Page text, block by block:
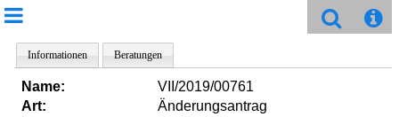
Informationen Beratungen
Name:
VII/2019/00761
Art:
Änderungsantrag